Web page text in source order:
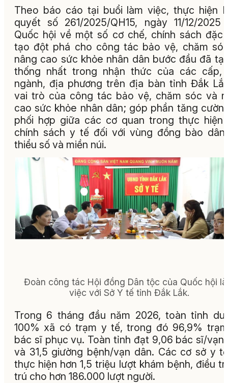
Theo báo cáo tại buổi làm việc, thực hiện
quyết số 261/2025/QH15, ngày 11/12/2025
Quốc hội về một số cơ chế, chính sách đặc
tạo đột phá cho công tác bảo vệ, chăm
nâng cao sức khỏe nhân dân bước đầu đã
thống nhất trong nhận thức của các cấp,
ngành, địa phương trên địa bàn tỉnh Đắk
vai trò của công tác bảo vệ, chăm sóc và
cao sức khỏe nhân dân; góp phần tăng
phối hợp giữa các cơ quan trong thực hiện
chính sách y tế đối với vùng đồng bào
thiểu số và miền núi.
Đoàn công tác Hội đồng Dân tộc của Quốc hội
việc với Sở Y tế tỉnh Đắk Lắk.
Trong 6 tháng đầu năm 2026, toàn tỉnh
100% xã có trạm y tế, trong đó 96,9%
bác sĩ phục vụ. Toàn tỉnh đạt 9,06 bác sĩ/vạn
và 31,5 giường bệnh/vạn dân. Các cơ sở y
thực hiện hơn 1,5 triệu lượt khám bệnh, điều
trú cho hơn 186.000 lượt người.